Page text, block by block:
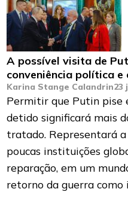
A possível visita de
conveniência política
Karina Stange Calandrin23
Permitir que Putin pise
detido significará mais
tratado. Representará
poucas instituições
reparação, em um
retorno da guerra